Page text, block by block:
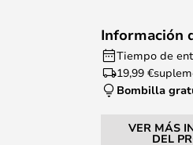
Información
Tiempo de
19,99 €
Bombilla
VER MÁS
DEL